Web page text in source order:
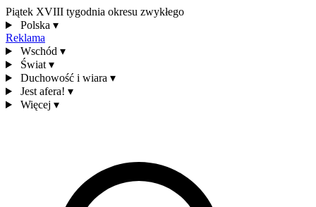
Piątek XVIII tygodnia okresu zwykłego
Polska ▾
Reklama
Wschód ▾
Świat ▾
Duchowość i wiara ▾
Jest afera! ▾
Więcej ▾